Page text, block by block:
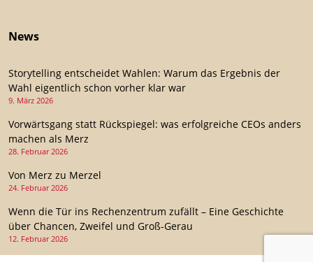
News
Storytelling entscheidet Wahlen: Warum das Ergebnis der
Wahl eigentlich schon vorher klar war
9. März 2026
Vorwärtsgang statt Rückspiegel: was erfolgreiche CEOs anders
machen als Merz
28. Februar 2026
Von Merz zu Merzel
24. Februar 2026
Wenn die Tür ins Rechenzentrum zufällt – Eine Geschichte
über Chancen, Zweifel und Groß-Gerau
12. Februar 2026